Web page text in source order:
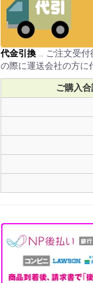
代金引換 … ご注文受付
の際に運送会社の方に
ご購入